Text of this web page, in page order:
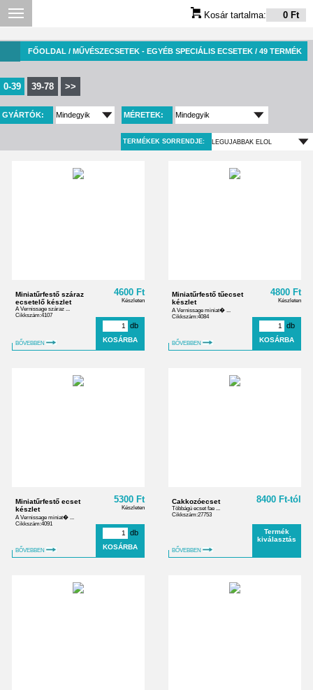
Kosár tartalma: 0 Ft
FŐOLDAL / MŰVÉSZECSETEK - EGYÉB SPECIÁLIS ECSETEK / 49 TERMÉK
0-39 39-78 >>
GYÁRTÓK: MÉRETEK:
TERMÉKEK SORRENDJE:
Miniatűrfestő száraz
ecsetelő készlet
A Vernissage száraz ...
Cikkszám:4107
BŐVEBBEN
4600 Ft
Készleten
db
Miniatűrfestő tűecset
készlet
A Vernissage miniat� ...
Cikkszám:4084
BŐVEBBEN
4800 Ft
Készleten
db
Miniatűrfestő ecset
készlet
A Vernissage miniat� ...
Cikkszám:4091
BŐVEBBEN
5300 Ft
Készleten
db
Cakkozóecset
Többágú ecset fae ...
Cikkszám:27753
BŐVEBBEN
8400 Ft-tól
Termék
kiválasztás